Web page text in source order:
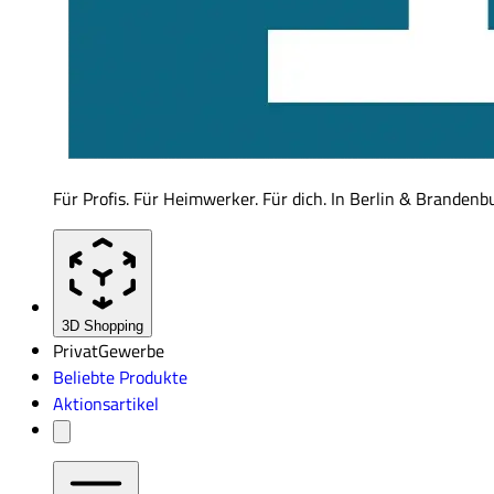
Für Profis. Für Heimwerker. Für dich. In Berlin &
3D Shopping
PrivatGewerbe
Beliebte Produkte
Aktionsartikel